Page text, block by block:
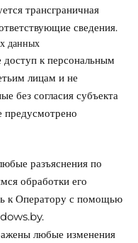
трансграничная
сведения.
данных
к персональным
лицам и не
без согласия субъекта
предусмотрено
разъяснения по
обработки его
к Оператору с помощью
.
любые изменения